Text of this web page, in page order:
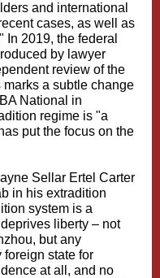
and international
cases, as well as
2019, the federal
by lawyer
review of the
a subtle change
National in
regime is "a
put the focus on the
Sellar Ertel Carter
in his extradition
system is a
liberty – not
but any
state for
at all, and no